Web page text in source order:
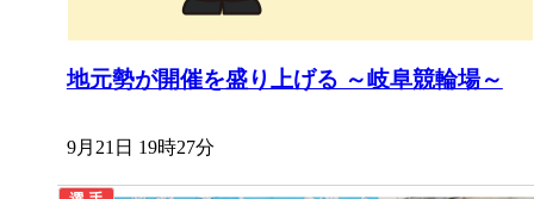
地元勢が開催を盛り上げる ～岐阜競輪場～
9月21日 19時27分